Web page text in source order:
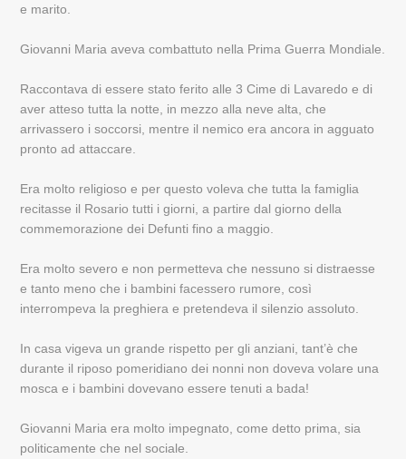
e marito.
Giovanni Maria aveva combattuto nella Prima Guerra Mondiale.
Raccontava di essere stato ferito alle 3 Cime di Lavaredo e di
aver atteso tutta la notte, in mezzo alla neve alta, che
arrivassero i soccorsi, mentre il nemico era ancora in agguato
pronto ad attaccare.
Era molto religioso e per questo voleva che tutta la famiglia
recitasse il Rosario tutti i giorni, a partire dal giorno della
commemorazione dei Defunti fino a maggio.
Era molto severo e non permetteva che nessuno si distraesse
e tanto meno che i bambini facessero rumore, così
interrompeva la preghiera e pretendeva il silenzio assoluto.
In casa vigeva un grande rispetto per gli anziani, tant’è che
durante il riposo pomeridiano dei nonni non doveva volare una
mosca e i bambini dovevano essere tenuti a bada!
Giovanni Maria era molto impegnato, come detto prima, sia
politicamente che nel sociale.